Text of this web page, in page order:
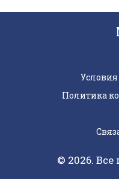
Политика
© 2026.